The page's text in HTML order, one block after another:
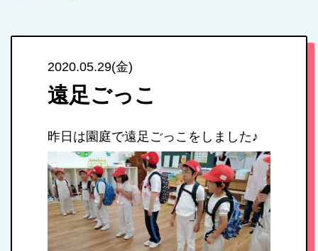
2020.05.29(金)
遠足ごっこ
昨日は園庭で遠足ごっこをしました♪